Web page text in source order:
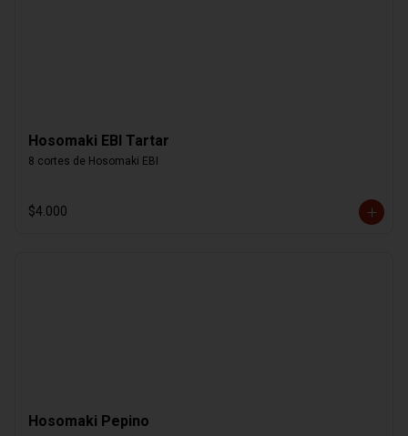
Hosomaki EBI Tartar
8 cortes de Hosomaki EBI
$4.000
Hosomaki Pepino